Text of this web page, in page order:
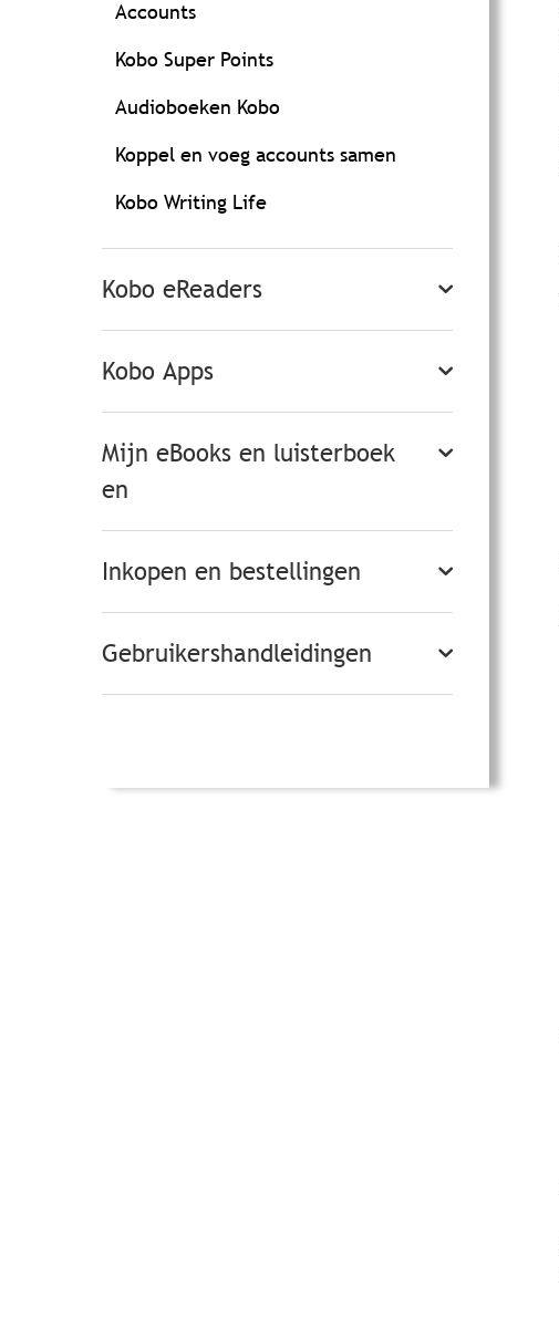
Accounts
Kobo Super Points
Audioboeken Kobo
Koppel en voeg accounts samen
Kobo Writing Life
Kobo eReaders
Kobo Apps
Mijn eBooks en luisterboek
en
Inkopen en bestellingen
Gebruikershandleidingen